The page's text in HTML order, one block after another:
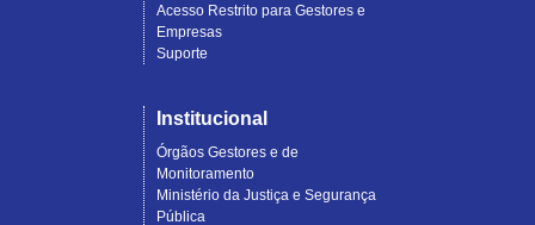
Acesso Restrito para Gestores e
Empresas
Suporte
Institucional
Órgãos Gestores e de
Monitoramento
Ministério da Justiça e Segurança
Pública